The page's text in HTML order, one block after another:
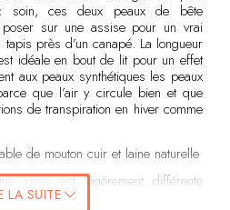
soin, ces deux peaux de bête
sur une assise pour un vrai
près d’un canapé. La longueur
idéale en bout de lit pour un effet
aux peaux synthétiques les peaux
que l’air y circule bien et que
de transpiration en hiver comme
de mouton cuir et laine naturelle
peau est légèrement différente
LA SUITE